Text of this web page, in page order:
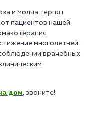
и молча терпят
пациентов нашей
многолетней
врачебных
дом, звоните!